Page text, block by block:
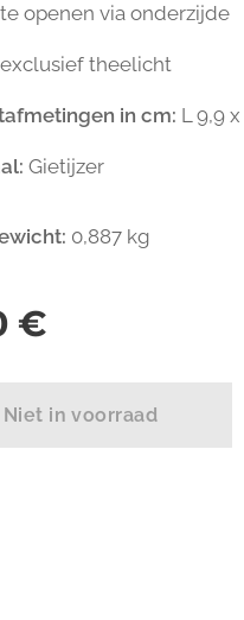
te openen via onderzijde
exclusief theelicht
in cm: L 9,9
Gietijzer
0,887 kg
€
Niet in voorraad